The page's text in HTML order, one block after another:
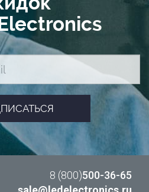
8 (800)500-36-65